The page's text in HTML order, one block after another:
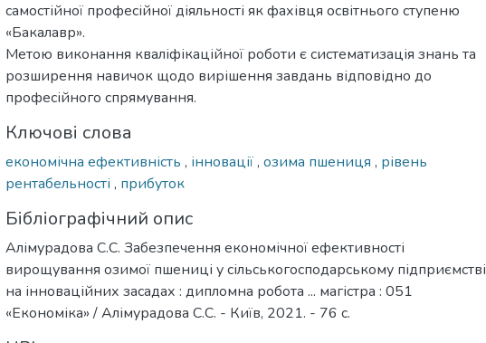
самостійної професійної діяльності як фахівця освітнього ступеню
«Бакалавр».
Метою виконання кваліфікаційної роботи є систематизація знань та
розширення навичок щодо вирішення завдань відповідно до
професійного спрямування.
Ключові слова
економічна ефективність , інновації, озима пшениця , рівень
рентабельності , прибуток
Бібліографічний опис
Алімурадова С.С. Забезпечення економічної ефективності
вирощування озимої пшениці у сільськогосподарському підприємстві
на інноваційних засадах : дипломна робота ... магістра : 051
«Економіка» / Алімурадова С.С. - Київ, 2021. - 76 с.